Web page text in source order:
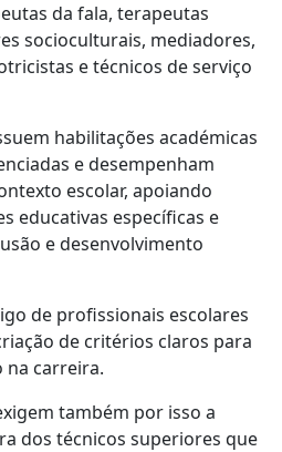
da fala, terapeutas
socioculturais, mediadores,
e técnicos de serviço
habilitações académicas
e desempenham
escolar, apoiando
educativas específicas e
e desenvolvimento
de profissionais escolares
de critérios claros para
na carreira.
também por isso a
dos técnicos superiores que